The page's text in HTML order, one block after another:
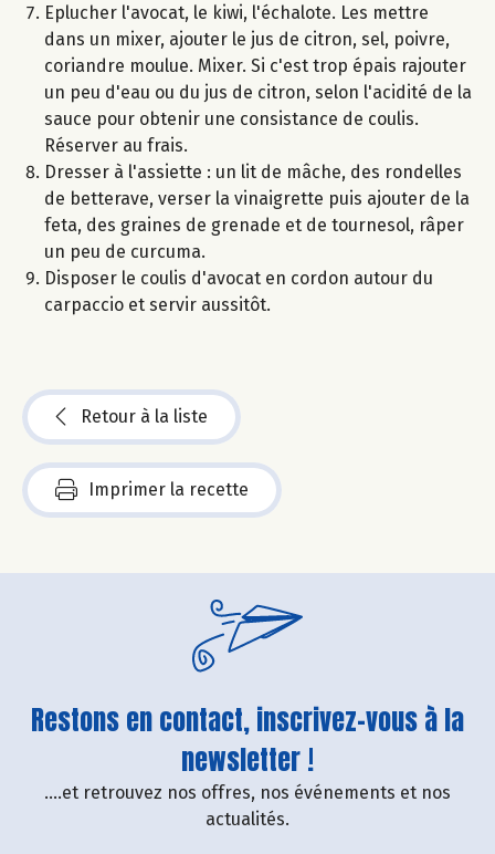
Eplucher l'avocat, le kiwi, l'échalote. Les mettre
dans un mixer, ajouter le jus de citron, sel, poivre,
coriandre moulue. Mixer. Si c'est trop épais rajouter
un peu d'eau ou du jus de citron, selon l'acidité de la
sauce pour obtenir une consistance de coulis.
Réserver au frais.
Dresser à l'assiette : un lit de mâche, des rondelles
de betterave, verser la vinaigrette puis ajouter de la
feta, des graines de grenade et de tournesol, râper
un peu de curcuma.
Disposer le coulis d'avocat en cordon autour du
carpaccio et servir aussitôt.
Retour à la liste
Imprimer la recette
Restons en contact, inscrivez-vous à la
newsletter !
....et retrouvez nos offres, nos événements et nos
actualités.